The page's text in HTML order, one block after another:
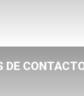
DE